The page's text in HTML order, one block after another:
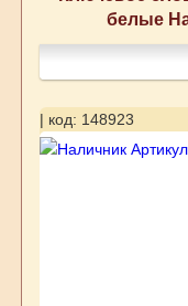
белые
| код: 148923